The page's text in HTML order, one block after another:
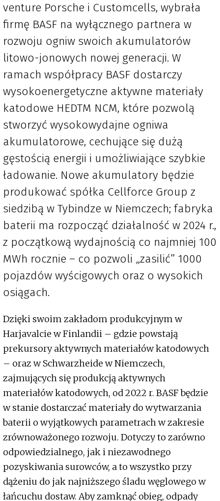
venture Porsche i Customcells, wybrała
firmę BASF na wyłącznego partnera w
rozwoju ogniw swoich akumulatorów
litowo-jonowych nowej generacji. W
ramach współpracy BASF dostarczy
wysokoenergetyczne aktywne materiały
katodowe HEDTM NCM, które pozwolą
stworzyć wysokowydajne ogniwa
akumulatorowe, cechujące się dużą
gęstością energii i umożliwiające szybkie
ładowanie. Nowe akumulatory będzie
produkować spółka Cellforce Group z
siedzibą w Tybindze w Niemczech; fabryka
baterii ma rozpocząć działalność w 2024 r.,
z początkową wydajnością co najmniej 100
MWh rocznie – co pozwoli „zasilić” 1000
pojazdów wyścigowych oraz o wysokich
osiągach.
Dzięki swoim zakładom produkcyjnym w
Harjavalcie w Finlandii – gdzie powstają
prekursory aktywnych materiałów katodowych
– oraz w Schwarzheide w Niemczech,
zajmujących się produkcją aktywnych
materiałów katodowych, od 2022 r. BASF będzie
w stanie dostarczać materiały do wytwarzania
baterii o wyjątkowych parametrach w zakresie
zrównoważonego rozwoju. Dotyczy to zarówno
odpowiedzialnego, jak i niezawodnego
pozyskiwania surowców, a to wszystko przy
dążeniu do jak najniższego śladu węglowego w
łańcuchu dostaw. Aby zamknąć obieg, odpady